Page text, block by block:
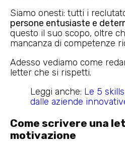
Siamo onesti: tutti i
persone entusiaste e
questo il suo scopo, oltre
mancanza di competenze
Adesso vediamo come
letter che si rispetti.
Leggi anche: Le 5
dalle aziende
Come scrivere una
motivazione